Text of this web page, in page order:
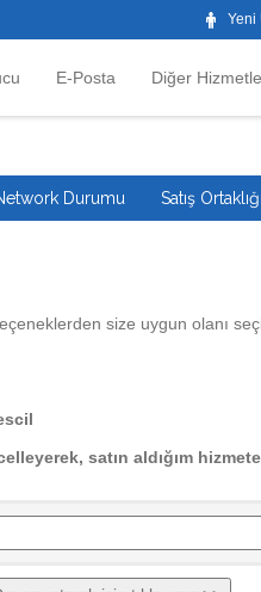
Yeni
E-Posta Diğer
Durumu Satış Ortaklığı
size uygun olanı
satın aldığım